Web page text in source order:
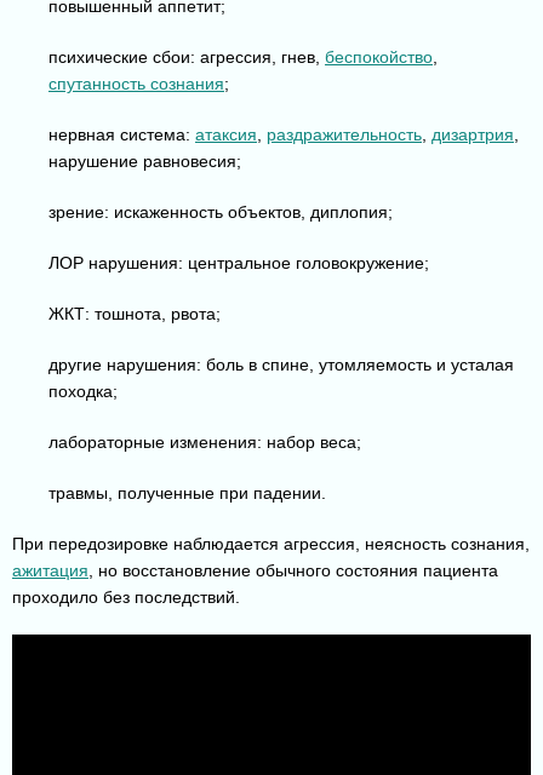
повышенный аппетит;
психические сбои: агрессия, гнев, беспокойство,
спутанность сознания;
нервная система: атаксия, раздражительность, дизартрия,
нарушение равновесия;
зрение: искаженность объектов, диплопия;
ЛОР нарушения: центральное головокружение;
ЖКТ: тошнота, рвота;
другие нарушения: боль в спине, утомляемость и усталая
походка;
лабораторные изменения: набор веса;
травмы, полученные при падении.
При передозировке наблюдается агрессия, неясность сознания,
ажитация, но восстановление обычного состояния пациента
проходило без последствий.